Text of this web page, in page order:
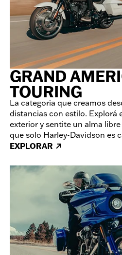
GRAND
TOURING
La categoría que creamos
distancias con estilo. Explorá
exterior y sentite un alma
que solo Harley-Davidson es
EXPLORAR